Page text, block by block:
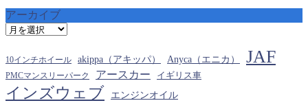
アーカイブ
ア
カ
イ
ブ
10インチホイール akippa（アキッパ） Anyca（エニカ） JAF
PMCマンスリーパーク アースカー イギリス車
インズウェブ エンジンオイル